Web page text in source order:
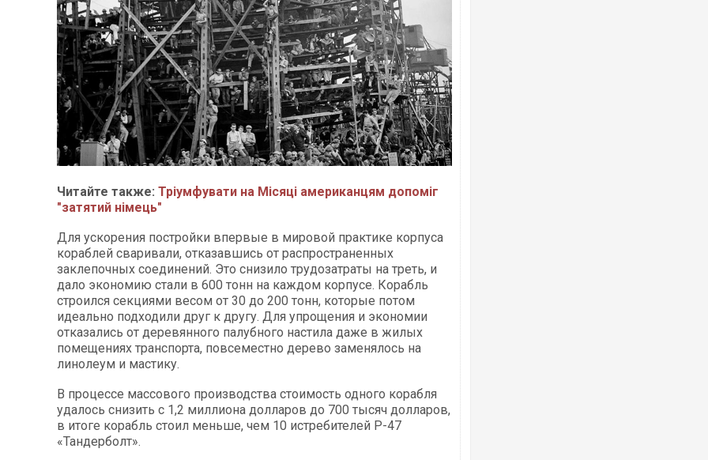
Читайте также: Тріумфувати на Місяці американцям допоміг
"затятий німець"
Для ускорения постройки впервые в мировой практике корпуса
кораблей сваривали, отказавшись от распространенных
заклепочных соединений. Это снизило трудозатраты на треть, и
дало экономию стали в 600 тонн на каждом корпусе. Корабль
строился секциями весом от 30 до 200 тонн, которые потом
идеально подходили друг к другу. Для упрощения и экономии
отказались от деревянного палубного настила даже в жилых
помещениях транспорта, повсеместно дерево заменялось на
линолеум и мастику.
В процессе массового производства стоимость одного корабля
удалось снизить с 1,2 миллиона долларов до 700 тысяч долларов,
в итоге корабль стоил меньше, чем 10 истребителей P-47
«Тандерболт».